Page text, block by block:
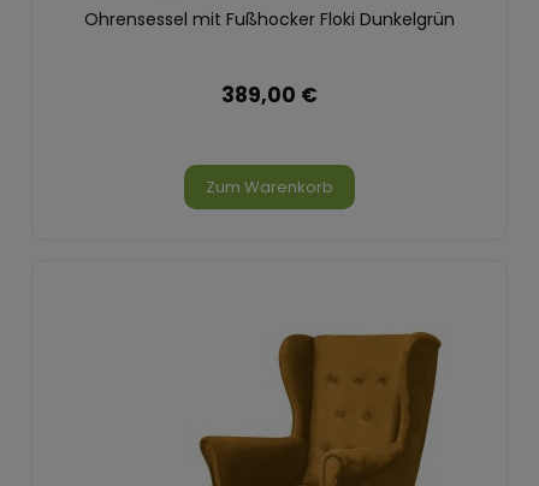
Ohrensessel mit Fußhocker Floki Dunkelgrün
389,00 €
Zum Warenkorb